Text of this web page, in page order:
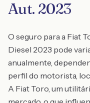
Aut. 2023
O seguro para a Fiat
Diesel 2023 pode
anualmente,
perfil do motorista,
A Fiat Toro, um